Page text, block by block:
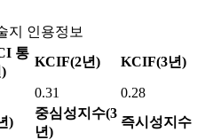
지 인용정보
통
KCIF(2년) KCIF(3년)
0.31
0.28
)
중심성지수(3
년)
즉시성지수